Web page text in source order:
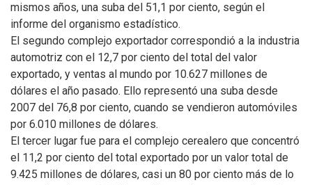
mismos años, una suba del 51,1 por ciento, según el
informe del organismo estadístico.
El segundo complejo exportador correspondió a la industria
automotriz con el 12,7 por ciento del total del valor
exportado, y ventas al mundo por 10.627 millones de
dólares el año pasado. Ello representó una suba desde
2007 del 76,8 por ciento, cuando se vendieron automóviles
por 6.010 millones de dólares.
El tercer lugar fue para el complejo cerealero que concentró
el 11,2 por ciento del total exportado por un valor total de
9.425 millones de dólares, casi un 80 por ciento más de lo